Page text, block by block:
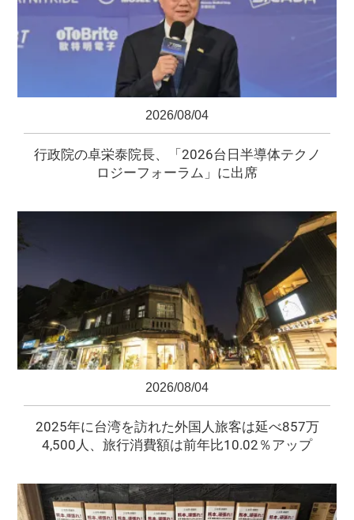
2026/08/04
行政院の卓栄泰院長、「2026台日半導体テクノ
ロジーフォーラム」に出席
2026/08/04
2025年に台湾を訪れた外国人旅客は延べ857万
4,500人、旅行消費額は前年比10.02％アップ